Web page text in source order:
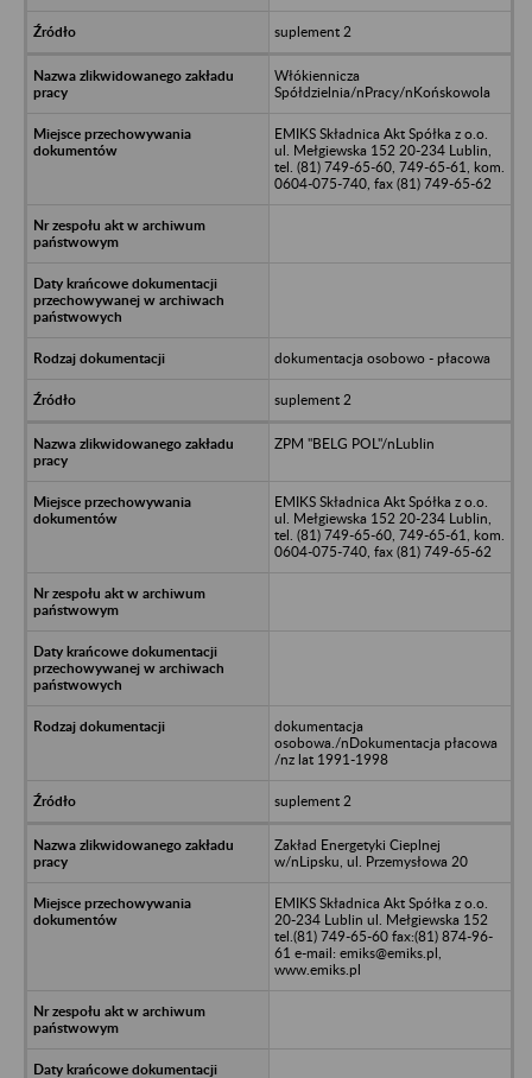
suplement 2
Włókiennicza
Spółdzielnia/nPracy/nKońskowola
EMIKS Składnica Akt Spółka z o.o.
ul. Mełgiewska 152 20-234 Lublin,
tel. (81) 749-65-60, 749-65-61, kom.
0604-075-740, fax (81) 749-65-62
dokumentacja osobowo - płacowa
suplement 2
ZPM "BELG POL"/nLublin
EMIKS Składnica Akt Spółka z o.o.
ul. Mełgiewska 152 20-234 Lublin,
tel. (81) 749-65-60, 749-65-61, kom.
0604-075-740, fax (81) 749-65-62
dokumentacja
osobowa./nDokumentacja płacowa
/nz lat 1991-1998
suplement 2
Zakład Energetyki Cieplnej
w/nLipsku, ul. Przemysłowa 20
EMIKS Składnica Akt Spółka z o.o.
20-234 Lublin ul. Mełgiewska 152
tel.(81) 749-65-60 fax:(81) 874-96-
61 e-mail: emiks@emiks.pl,
www.emiks.pl